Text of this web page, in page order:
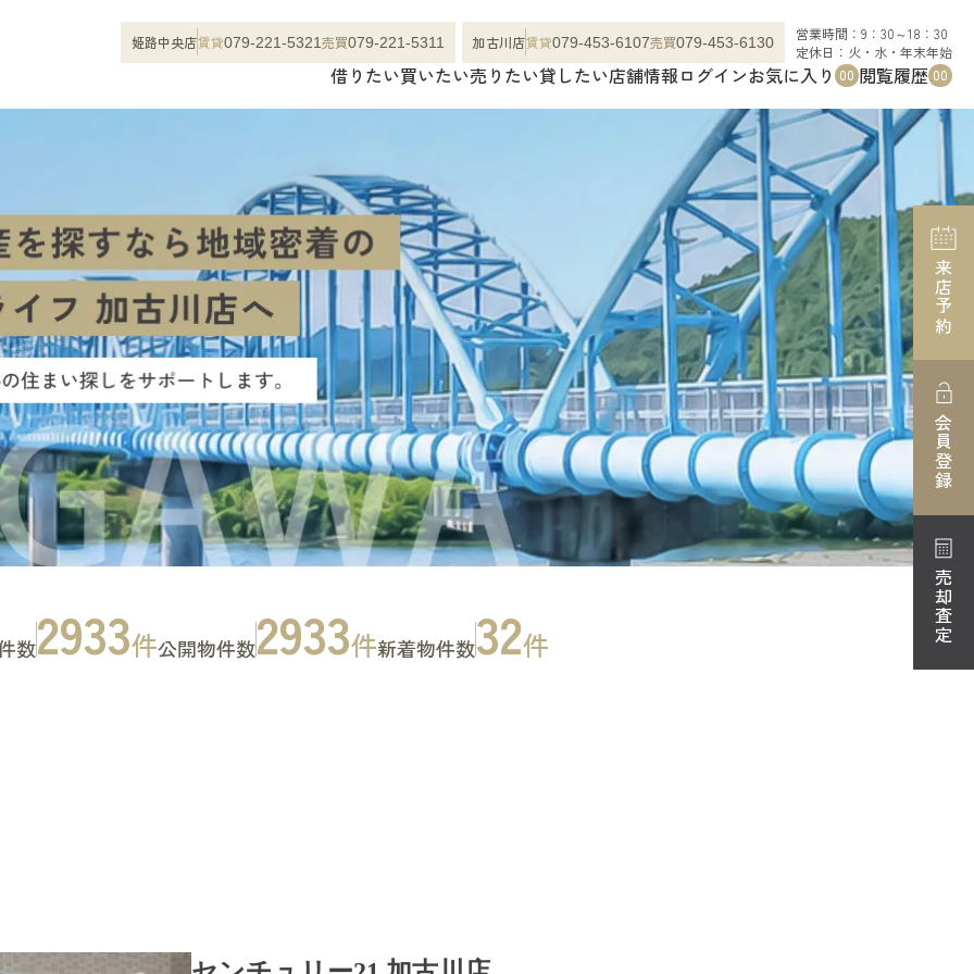
姫路中央店賃貸079-221-5321売買079-221-5311 加古川店賃貸079-453-6107売買079-453-6130
営業時間：9：30～18：30
定休日：火・水・年末年始
借りたい買いたい売りたい貸したい店舗情報ログインお気に入り 00 閲覧履歴 00
数2933件公開物件数2933件新着物件数32件
来店予約
会員登録
売却査定